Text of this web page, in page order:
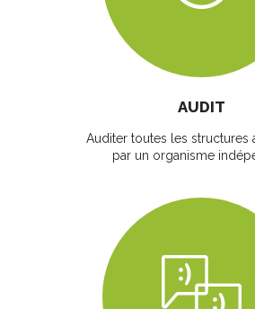
AUDIT
Auditer toutes les structures
par un organisme